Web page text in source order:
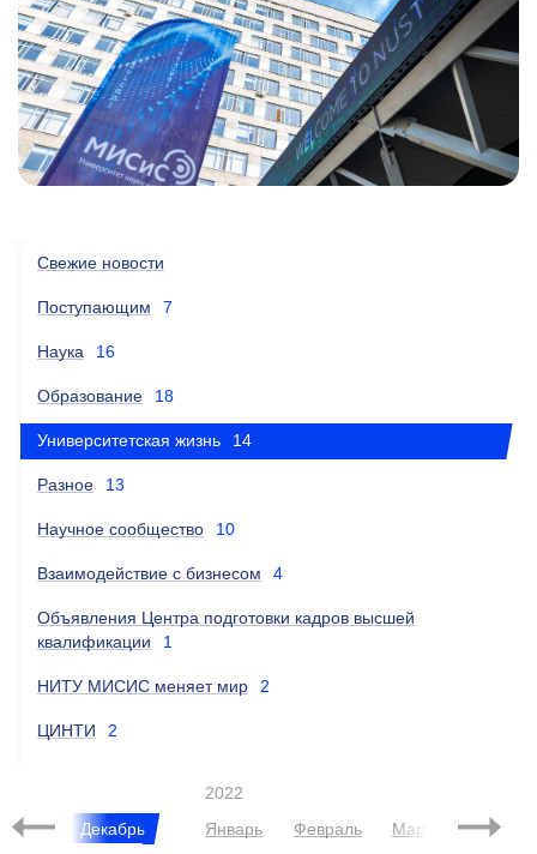
Свежие новости
Поступающим 7
Наука 16
Образование 18
Университетская жизнь 14
Разное 13
Научное сообщество 10
Взаимодействие с бизнесом 4
Объявления Центра подготовки кадров высшей
квалификации
1
НИТУ МИСИС меняет мир 2
ЦИНТИ 2
Декабрь
2022
Январь
Февраль Март Апрель